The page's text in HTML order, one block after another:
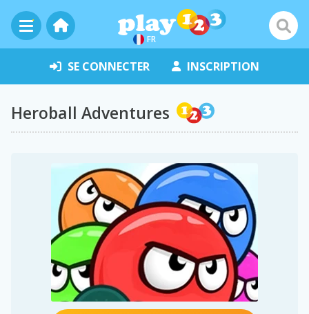
FR
SE CONNECTER INSCRIPTION
Heroball Adventures